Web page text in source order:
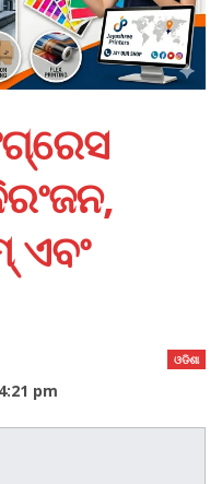
ଏବଂ
ଓଡିଶା
pm